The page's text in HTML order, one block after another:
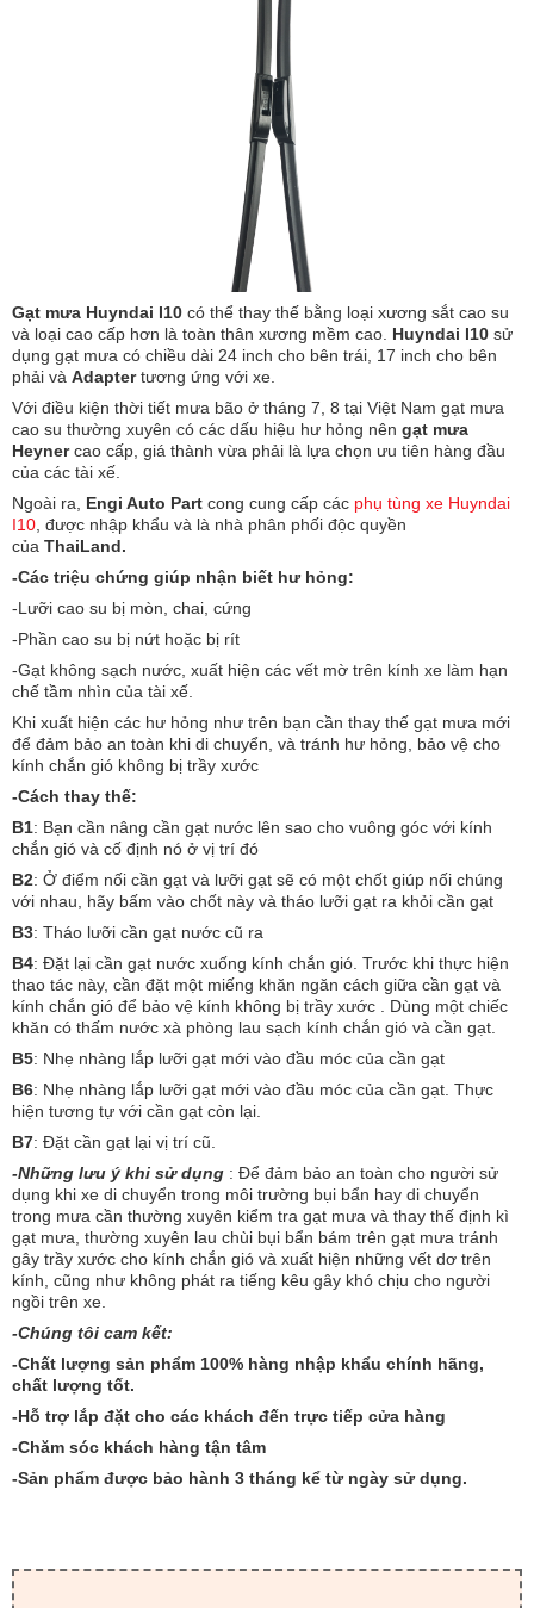
Gạt mưa Huyndai I10 có thể thay thế bằng loại xương sắt cao su
và loại cao cấp hơn là toàn thân xương mềm cao. Huyndai I10 sử
dụng gạt mưa có chiều dài 24 inch cho bên trái, 17 inch cho bên
phải và Adaptertương ứng với xe.
Với điều kiện thời tiết mưa bão ở tháng 7, 8 tại Việt Nam gạt mưa
cao su thường xuyên có các dấu hiệu hư hỏng nên gạt mưa
Heynercao cấp, giá thành vừa phải là lựa chọn ưu tiên hàng đầu
của các tài xế.
Ngoài ra, Engi Auto Part cong cung cấp các phụ tùng xe Huyndai
I10 , được nhập khẩu và là nhà phân phối độc quyền
của ThaiLand.
-Các triệu chứng giúp nhận biết hư hỏng:
-Lưỡi cao su bị mòn, chai, cứng
-Phần cao su bị nứt hoặc bị rít
-Gạt không sạch nước, xuất hiện các vết mờ trên kính xe làm hạn
chế tầm nhìn của tài xế.
Khi xuất hiện các hư hỏng như trên bạn cần thay thế gạt mưa mới
để đảm bảo an toàn khi di chuyển, và tránh hư hỏng, bảo vệ cho
kính chắn gió không bị trầy xước
-Cách thay thế:
B1: Bạn cần nâng cần gạt nước lên sao cho vuông góc với kính
chắn gió và cố định nó ở vị trí đó
B2: Ở điểm nối cần gạt và lưỡi gạt sẽ có một chốt giúp nối chúng
với nhau, hãy bấm vào chốt này và tháo lưỡi gạt ra khỏi cần gạt
B3: Tháo lưỡi cần gạt nước cũ ra
B4: Đặt lại cần gạt nước xuống kính chắn gió. Trước khi thực hiện
thao tác này, cần đặt một miếng khăn ngăn cách giữa cần gạt và
kính chắn gió để bảo vệ kính không bị trầy xước . Dùng một chiếc
khăn có thấm nước xà phòng lau sạch kính chắn gió và cần gạt.
B5: Nhẹ nhàng lắp lưỡi gạt mới vào đầu móc của cần gạt
B6: Nhẹ nhàng lắp lưỡi gạt mới vào đầu móc của cần gạt. Thực
hiện tương tự với cần gạt còn lại.
B7: Đặt cần gạt lại vị trí cũ.
-Những lưu ý khi sử dụng : Để đảm bảo an toàn cho người sử
dụng khi xe di chuyển trong môi trường bụi bẩn hay di chuyển
trong mưa cần thường xuyên kiểm tra gạt mưa và thay thế định kì
gạt mưa, thường xuyên lau chùi bụi bẩn bám trên gạt mưa tránh
gây trầy xước cho kính chắn gió và xuất hiện những vết dơ trên
kính, cũng như không phát ra tiếng kêu gây khó chịu cho người
ngồi trên xe.
-Chúng tôi cam kết:
-Chất lượng sản phẩm 100% hàng nhập khẩu chính hãng,
chất lượng tốt.
-Hỗ trợ lắp đặt cho các khách đến trực tiếp cửa hàng
-Chăm sóc khách hàng tận tâm
-Sản phẩm được bảo hành 3 tháng kể từ ngày sử dụng.